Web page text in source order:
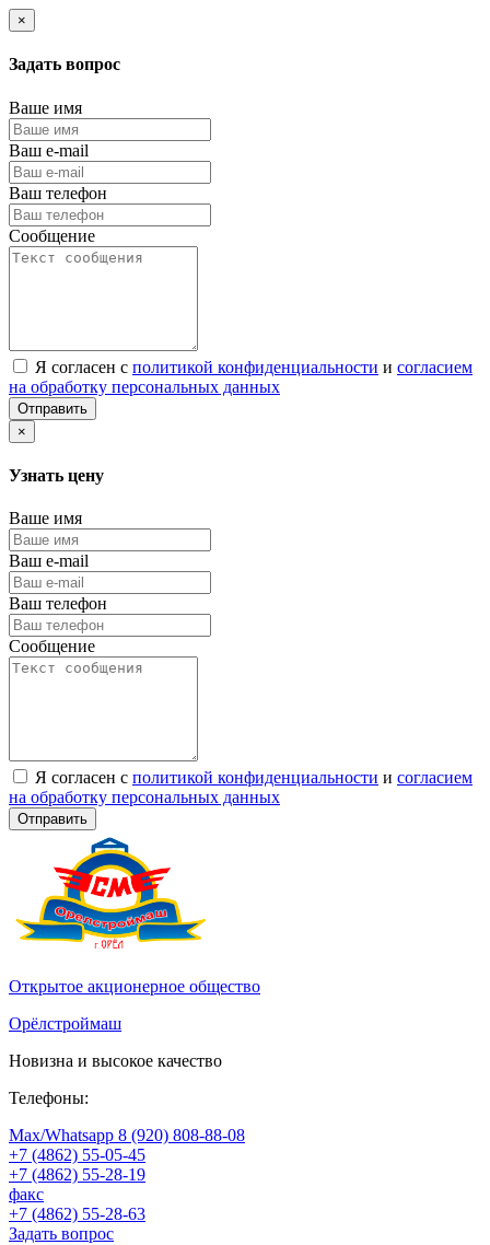
×
Задать вопрос
Ваше имя
Ваш e-mail
Ваш телефон
Сообщение
Я согласен с политикой конфиденциальности и согласием
на обработку персональных данных
Отправить
×
Узнать цену
Ваше имя
Ваш e-mail
Ваш телефон
Сообщение
Я согласен с политикой конфиденциальности и согласием
на обработку персональных данных
Отправить
Открытое акционерное общество
Орёлстроймаш
Новизна и высокое качество
Телефоны:
Max/Whatsapp 8 (920) 808-88-08
+7 (4862) 55-05-45
+7 (4862) 55-28-19
факс
+7 (4862) 55-28-63
Задать вопрос